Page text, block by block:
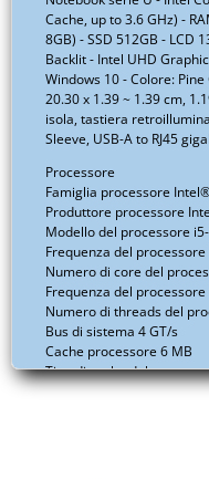
Cache, up to 3.6 GHz) -
8GB) - SSD 512GB - LCD
Backlit - Intel UHD
Windows 10 - Colore:
20.30 x 1.39 ~ 1.39 cm,
isola, tastiera
Sleeve, USB-A to RJ45
Processore
Famiglia processore
Produttore processore
Modello del processore
Frequenza del processore
Numero di core del
Frequenza del
Numero di threads del
Bus di sistema 4 GT/s
Cache processore 6 MB
Tipo di cache del
Presa per processore